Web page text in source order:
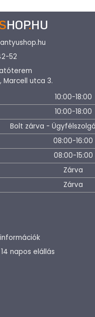
HOP.HU
52
Marcell utca 3.
10:00-18:00
10:00-18:00
Bolt zárva -
08:00-16:00
08:00-15:00
Zárva
Zárva
napos elállás